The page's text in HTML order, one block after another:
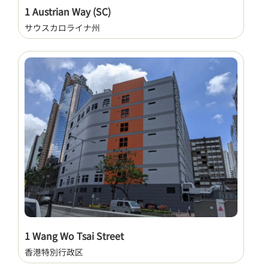
1 Austrian Way (SC)
サウスカロライナ州
1 Wang Wo Tsai Street
香港特別行政区